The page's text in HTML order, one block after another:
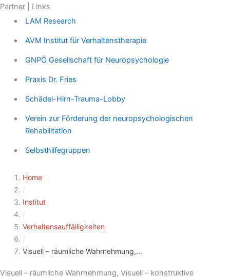
Partner | Links
LAM Research
AVM Institut für Verhaltenstherapie
GNPÖ Gesellschaft für Neuropsychologie
Praxis Dr. Fries
Schädel-Hirn-Trauma-Lobby
Verein zur Förderung der neuropsychologischen
Rehabilitation
Selbsthilfegruppen
Home
/
Institut
/
Verhaltensauffälligkeiten
/
Visuell – räumliche Wahrnehmung,...
Visuell – räumliche Wahrnehmung, Visuell – konstruktive